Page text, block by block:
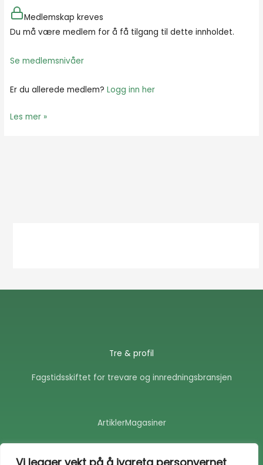
Medlemskap kreves
Du må være medlem for å få tilgang til dette innholdet.
Se medlemsnivåer
Er du allerede medlem?Logg inn her
Les mer »
Tre & profil
Fagstidsskiftet for trevare og innredningsbransjen
ArtiklerMagasiner
a n